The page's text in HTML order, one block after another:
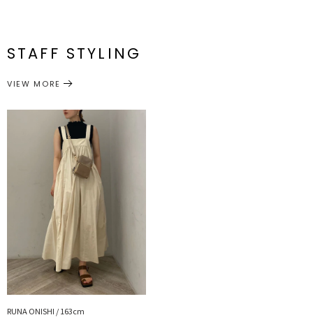
■スタイリングポイント
・夏らしいコットン地なのでレイヤードするTOPSはカジュアルなア
・ヒールありのサンダルはもちろん、トレンドのスポーティーなサン
---------------------------------------------------
透け感：なし
生地の厚さ：普通
洗濯：手洗い可
伸縮性：なし
ポケット：あり
---------------------------------------------------
▼スタイリングおすすめITEM▼
カーディガン一覧はこちら
シューズ一覧はこちら
アクセサリー一覧はこちら
バック一覧はこちら
番
付属：予備ボタン1個 前下がり：調節可能 バスト：一部ゴム仕様
STAFF STYLING
VIEW MORE
RUNA ONISHI / 163cm